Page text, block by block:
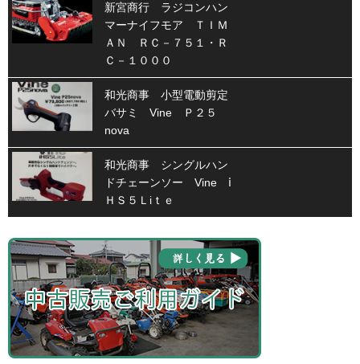
新宮商行 ラジコンハン
マーナイフモア ＴＩＭ
ＡＮ ＲＣ－７５１・Ｒ
Ｃ－１０００
和光商事 小型電動剪定
バサミ Vine Ｐ２５
nova
和光商事 シングルハン
ドチェーンソー Vine ⅰ
ＨＳ５Ｌiｔｅ